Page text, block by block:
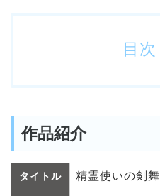
目次
作品紹介
タイトル 精霊使いの剣舞